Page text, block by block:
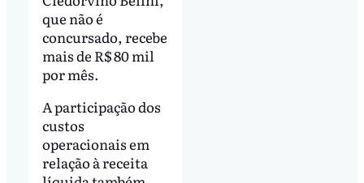
que não é
concursado, recebe
mais de R$ 80 mil
por mês.
A participação dos
custos
operacionais em
relação à receita